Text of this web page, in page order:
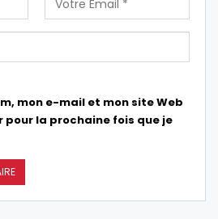
mon e-mail et mon site Web
la prochaine fois que je